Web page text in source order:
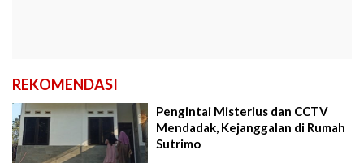
REKOMENDASI
Pengintai Misterius dan CCTV
Mendadak, Kejanggalan di Rumah
Sutrimo